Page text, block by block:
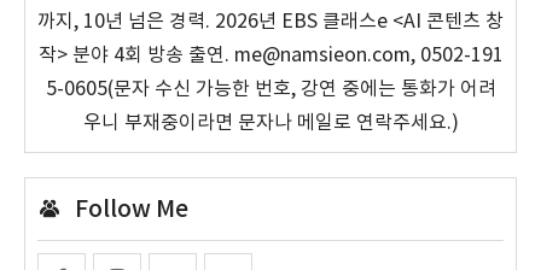
까지, 10년 넘은 경력. 2026년 EBS 클래스e <AI 콘텐츠 창
작> 분야 4회 방송 출연. me@namsieon.com, 0502-191
5-0605(문자 수신 가능한 번호, 강연 중에는 통화가 어려
우니 부재중이라면 문자나 메일로 연락주세요.)
Follow Me